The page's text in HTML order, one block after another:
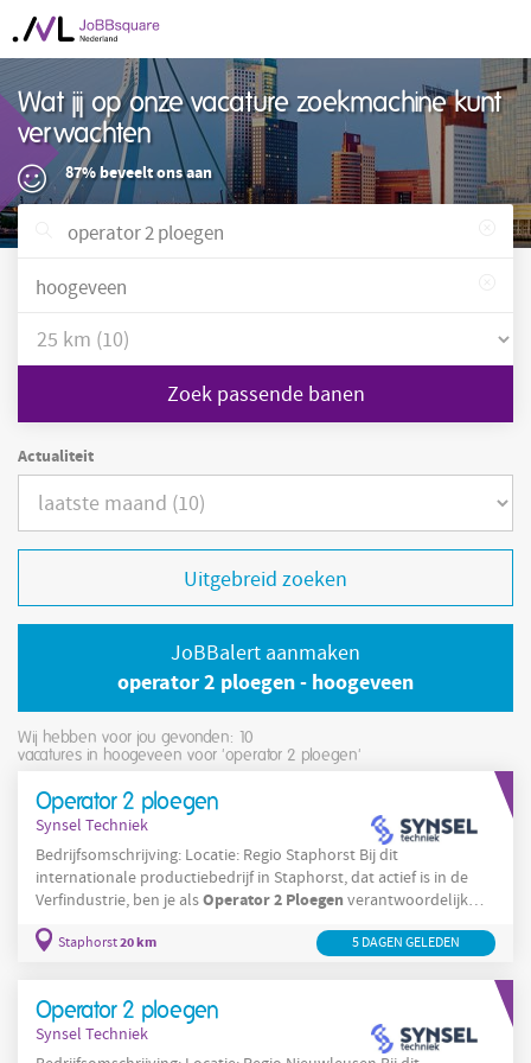
Wat jij op onze vacature zoekmachine kunt
verwachten
87% beveelt ons aan
Zoek passende banen
Actualiteit
Uitgebreid zoeken
JoBBalert aanmaken
operator 2 ploegen - hoogeveen
Wij hebben voor jou gevonden: 10
vacatures in hoogeveen voor 'operator 2 ploegen'
Operator 2 ploegen
Synsel Techniek
Bedrijfsomschrijving: Locatie: Regio Staphorst Bij dit
internationale productiebedrijf in Staphorst, dat actief is in de
Verfindustrie, ben je alsOperator2 Ploegen verantwoordelijk
voor het produceren en verpakken van verfproducten. Je stelt
de machines af, bewaakt het productieproces en zorgt ervoor dat
Staphorst20 km 5 DAGEN GELEDEN
Operator 2 ploegen
Synsel Techniek